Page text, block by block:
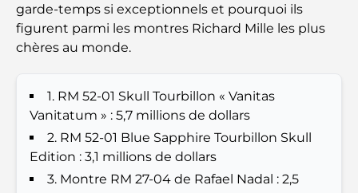
Best Schools in Downtown Dubai: A Guide for
Families
profiter de la chaleur
Cadeaux de luxe pour hommes : des idées de
présents attentionnés et intemporels
garde-temps si exceptionnels et pourquoi ils
figurent parmi les montres Richard Mille les plus
chères au monde.
1. RM 52-01 Skull Tourbillon « Vanitas
Vanitatum » : 5,7 millions de dollars
2. RM 52-01 Blue Sapphire Tourbillon Skull
Edition : 3,1 millions de dollars
3. Montre RM 27-04 de Rafael Nadal : 2,5